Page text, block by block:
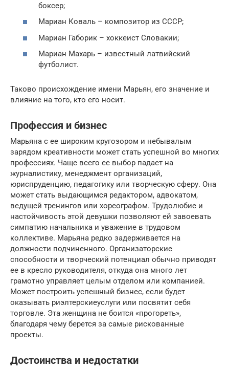
боксер;
Мариан Коваль – композитор из СССР;
Мариан Габорик – хоккеист Словакии;
Мариан Махарь – известный латвийский
футболист.
Таково происхождение имени Марьян, его значение и
влияние на того, кто его носит.
Профессия и бизнес
Марьяна с ее широким кругозором и небывалым
зарядом креативности может стать успешной во многих
профессиях. Чаще всего ее выбор падает на
журналистику, менеджмент организаций,
юриспруденцию, педагогику или творческую сферу. Она
может стать выдающимся редактором, адвокатом,
ведущей тренингов или хореографом. Трудолюбие и
настойчивость этой девушки позволяют ей завоевать
симпатию начальника и уважение в трудовом
коллективе. Марьяна редко задерживается на
должности подчиненного. Организаторские
способности и творческий потенциал обычно приводят
ее в кресло руководителя, откуда она много лет
грамотно управляет целым отделом или компанией.
Может построить успешный бизнес, если будет
оказывать риэлтерскиеуслуги или посвятит себя
торговле. Эта женщина не боится «прогореть»,
благодаря чему берется за самые рискованные
проекты.
Достоинства и недостатки